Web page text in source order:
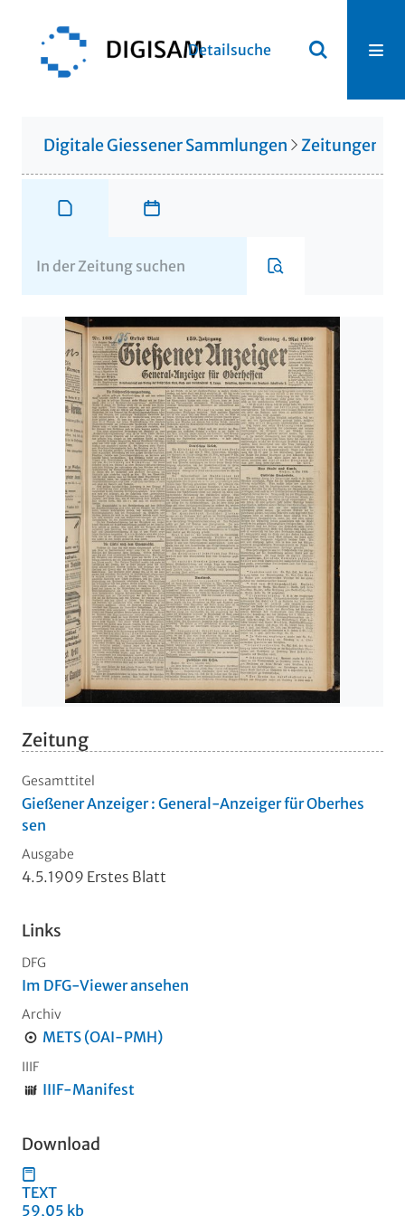
Detailsuche
Digitale Giessener Sammlungen Zeitungen
Zeitung
Gesamttitel
Gießener Anzeiger : General-Anzeiger für Oberhes
sen
Ausgabe
4.5.1909 Erstes Blatt
Links
DFG
Im DFG-Viewer ansehen
Archiv
METS (OAI-PMH)
IIIF
IIIF-Manifest
Download
TEXT
59,05 kb